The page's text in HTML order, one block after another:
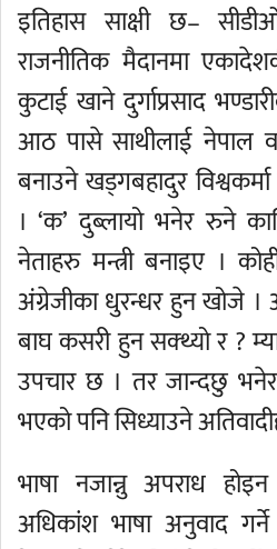
इतिहास साक्षी छ–
राजनीतिक मैदानमा
कुटाई खाने दुर्गाप्रसाद
आठ पासे साथीलाई नेपाल
बनाउने खड्गबहादुर
। ‘क’ दुब्लायो भनेर रुने
नेताहरु मन्त्री बनाइए ।
अंग्रेजीका धुरन्धर हुन खोजे ।
बाघ कसरी हुन सक्थ्यो र ?
उपचार छ । तर जान्दछु
भएको पनि सिध्याउने
भाषा नजान्नु अपराध
अधिकांश भाषा अनुवाद